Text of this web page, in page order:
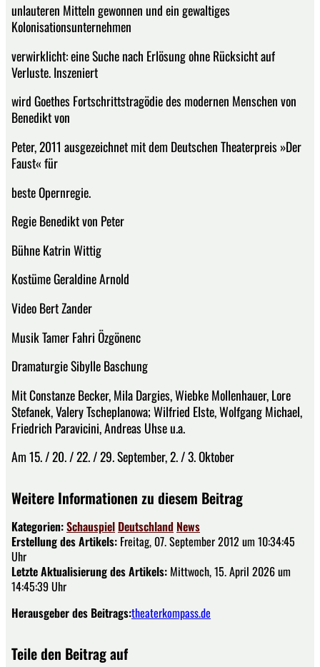
unlauteren Mitteln gewonnen und ein gewaltiges
Kolonisationsunternehmen
verwirklicht: eine Suche nach Erlösung ohne Rücksicht auf
Verluste. Inszeniert
wird Goethes Fortschrittstragödie des modernen Menschen von
Benedikt von
Peter, 2011 ausgezeichnet mit dem Deutschen Theaterpreis »Der
Faust« für
beste Opernregie.
Regie Benedikt von Peter
Bühne Katrin Wittig
Kostüme Geraldine Arnold
Video Bert Zander
Musik Tamer Fahri Özgönenc
Dramaturgie Sibylle Baschung
Mit Constanze Becker, Mila Dargies, Wiebke Mollenhauer, Lore
Stefanek, Valery Tscheplanowa; Wilfried Elste, Wolfgang Michael,
Friedrich Paravicini, Andreas Uhse u.a.
Am 15. / 20. / 22. / 29. September, 2. / 3. Oktober
Weitere Informationen zu diesem Beitrag
Kategorien:Schauspiel Deutschland News
Erstellung des Artikels: Freitag, 07. September 2012 um 10:34:45
Uhr
Letzte Aktualisierung des Artikels: Mittwoch, 15. April 2026 um
14:45:39 Uhr
Herausgeber des Beitrags:theaterkompass.de
Teile den Beitrag auf